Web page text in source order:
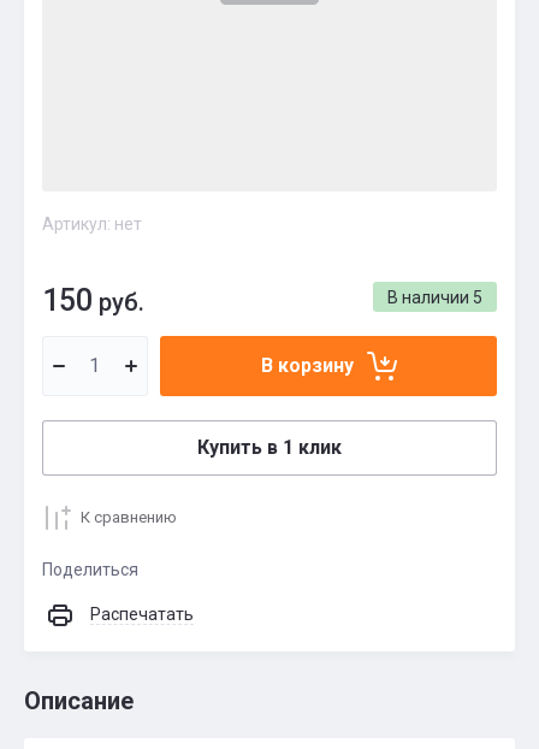
Артикул: нет
В наличии 5
150 руб.
В корзину
Купить в 1 клик
К сравнению
Поделиться
Распечатать
Описание